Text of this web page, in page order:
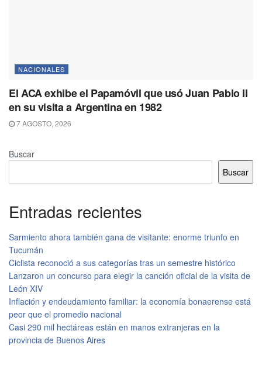
NACIONALES
El ACA exhibe el Papamóvil que usó Juan Pablo II
en su visita a Argentina en 1982
7 AGOSTO, 2026
Buscar
Buscar
Entradas recientes
Sarmiento ahora también gana de visitante: enorme triunfo en
Tucumán
Ciclista reconoció a sus categorías tras un semestre histórico
Lanzaron un concurso para elegir la canción oficial de la visita de
León XIV
Inflación y endeudamiento familiar: la economía bonaerense está
peor que el promedio nacional
Casi 290 mil hectáreas están en manos extranjeras en la
provincia de Buenos Aires